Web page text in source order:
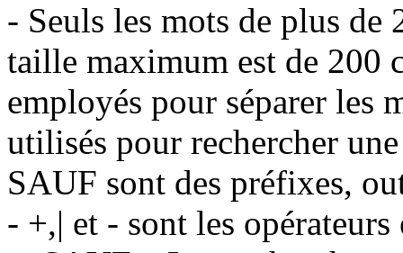
- Seuls les mots de plus de
taille maximum est de 200
employés pour séparer les
utilisés pour rechercher
SAUF sont des préfixes,
- +,| et - sont les